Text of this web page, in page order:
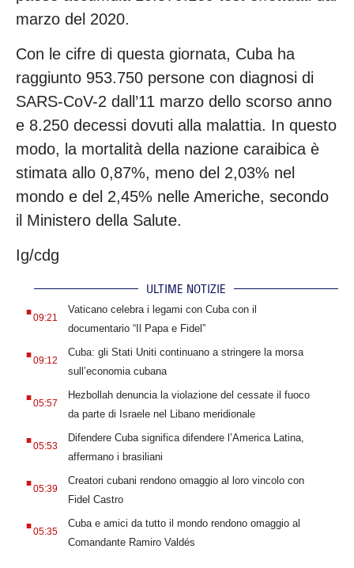
marzo del 2020.
Con le cifre di questa giornata, Cuba ha
raggiunto 953.750 persone con diagnosi di
SARS-CoV-2 dall’11 marzo dello scorso anno
e 8.250 decessi dovuti alla malattia. In questo
modo, la mortalità della nazione caraibica è
stimata allo 0,87%, meno del 2,03% nel
mondo e del 2,45% nelle Americhe, secondo
il Ministero della Salute.
Ig/cdg
ULTIME NOTIZIE
.09:21
Vaticano celebra i legami con Cuba con il
documentario “Il Papa e Fidel”
.09:12
Cuba: gli Stati Uniti continuano a stringere la morsa
sull’economia cubana
.05:57
Hezbollah denuncia la violazione del cessate il fuoco
da parte di Israele nel Libano meridionale
.05:53
Difendere Cuba significa difendere l’America Latina,
affermano i brasiliani
.05:39
Creatori cubani rendono omaggio al loro vincolo con
Fidel Castro
.05:35
Cuba e amici da tutto il mondo rendono omaggio al
Comandante Ramiro Valdés